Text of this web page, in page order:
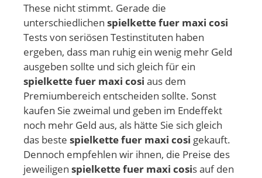
These nicht stimmt. Gerade die
unterschiedlichen spielkette fuer maxi cosi
Tests von seriösen Testinstituten haben
ergeben, dass man ruhig ein wenig mehr Geld
ausgeben sollte und sich gleich für ein
spielkette fuer maxi cosi aus dem
Premiumbereich entscheiden sollte. Sonst
kaufen Sie zweimal und geben im Endeffekt
noch mehr Geld aus, als hätte Sie sich gleich
das beste spielkette fuer maxi cosi gekauft.
Dennoch empfehlen wir ihnen, die Preise des
jeweiligen spielkette fuer maxi cosis auf den